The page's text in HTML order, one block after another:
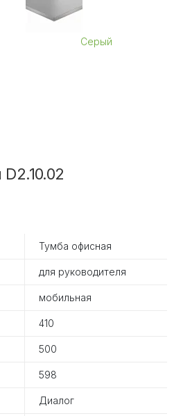
Серый
Тумба офисная
для руководителя
мобильная
410
500
598
Диалог